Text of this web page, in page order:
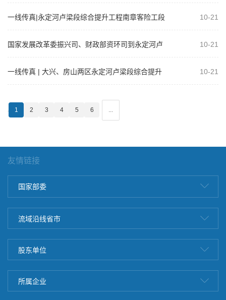
一线传真|永定河卢梁段综合提升工程南章客险工段
10-21
国家发展改革委振兴司、财政部资环司到永定河卢
10-21
一线传真 | 大兴、房山两区永定河卢梁段综合提升
10-21
1 2 3 4 5 6 ...
友情链接
国家部委
流域沿线省市
股东单位
所属企业